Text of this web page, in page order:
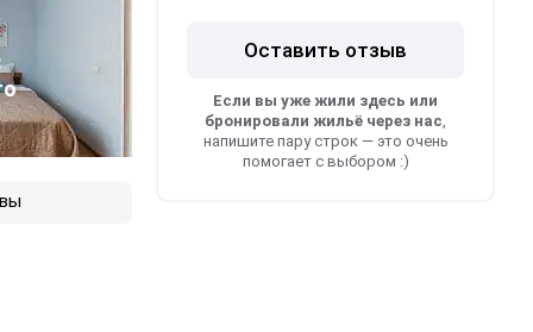
Оставить отзыв
Если вы уже жили здесь или
бронировали жильё через нас,
напишите пару строк — это очень
помогает с выбором :)